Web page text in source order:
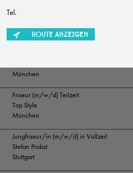
Friseur (w/m/d) in Vollzeit gesucht
Solms
München
Friseur (m/w/d) Teilzeit
Top Style
München
Jungfriseur/in (m/w/d) in Vollzeit
Stefan Probst
Stuttgart
Tel.
ROUTE ANZEIGEN